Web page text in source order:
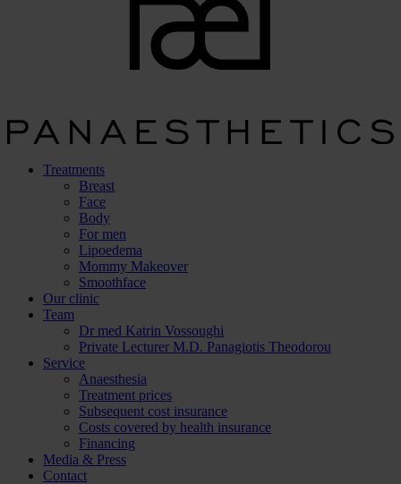
Treatments
Breast
Face
Body
For men
Lipoedema
Mommy Makeover
Smoothface
Our clinic
Team
Dr med Katrin Vossoughi
Private Lecturer M.D. Panagiotis Theodorou
Service
Anaesthesia
Treatment prices
Subsequent cost insurance
Costs covered by health insurance
Financing
Media & Press
Contact